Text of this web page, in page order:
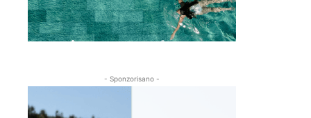
- Sponzorisano -